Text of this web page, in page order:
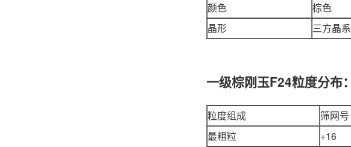
颜色
棕色
晶形
三方晶系
一级棕刚玉F24粒度分布：
粒度组成 筛网号
最粗粒
+16